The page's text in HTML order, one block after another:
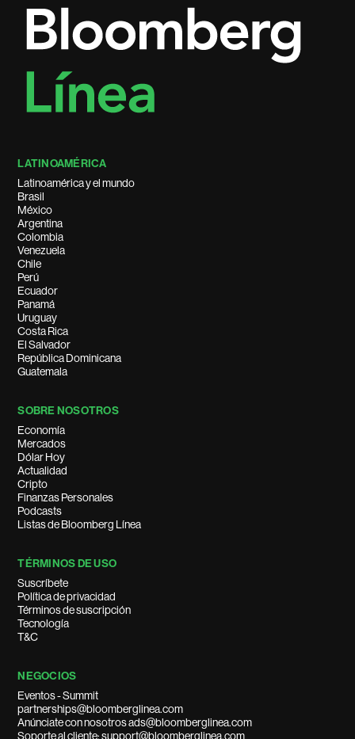
LATINOAMÉRICA
Latinoamérica y el mundo
Brasil
México
Argentina
Colombia
Venezuela
Chile
Perú
Ecuador
Panamá
Uruguay
Costa Rica
El Salvador
República Dominicana
Guatemala
SOBRE NOSOTROS
Economía
Mercados
Dólar Hoy
Actualidad
Cripto
Finanzas Personales
Podcasts
Listas de Bloomberg Línea
TÉRMINOS DE USO
Suscríbete
Política de privacidad
Términos de suscripción
Tecnología
T&C
NEGOCIOS
Eventos - Summit
partnerships@bloomberglinea.com
Anúnciate con nosotros ads@bloomberglinea.com
Soporte al cliente: support@bloomberglinea.com